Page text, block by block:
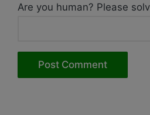
Are you human? Please